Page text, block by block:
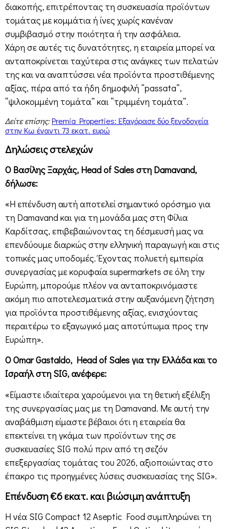
διακοπής, επιτρέποντας τη συσκευασία προϊόντων
τομάτας με κομμάτια ή ίνες χωρίς κανέναν
συμβιβασμό στην ποιότητα ή την ασφάλεια.
Χάρη σε αυτές τις δυνατότητες, η εταιρεία μπορεί να
ανταποκρίνεται ταχύτερα στις ανάγκες των πελατών
της και να αναπτύσσει νέα προϊόντα προστιθέμενης
αξίας, πέρα από τα ήδη δημοφιλή “passata”,
“ψιλοκομμένη τομάτα” και “τριμμένη τομάτα”.
Δείτε επίσης:Premia Properties: Εξαγόρασε δύο ξενοδοχεία
στην Κω έναντι 73 εκατ. ευρώ
Δηλώσεις στελεχών
Ο Βασίλης Ξαρχάς, Head of Sales στη Damavand,
δήλωσε:
«Η επένδυση αυτή αποτελεί σημαντικό ορόσημο για
τη Damavand και για τη μονάδα μας στη Φίλια
Καρδίτσας, επιβεβαιώνοντας τη δέσμευσή μας να
επενδύουμε διαρκώς στην ελληνική παραγωγή και στις
τοπικές μας υποδομές. Έχοντας πολυετή εμπειρία
συνεργασίας με κορυφαία supermarkets σε όλη την
Ευρώπη, μπορούμε πλέον να ανταποκρινόμαστε
ακόμη πιο αποτελεσματικά στην αυξανόμενη ζήτηση
για προϊόντα προστιθέμενης αξίας, ενισχύοντας
περαιτέρω το εξαγωγικό μας αποτύπωμα προς την
Ευρώπη».
Ο Omar Gastaldo, Head of Sales για την Ελλάδα και το
Ισραήλ στη SIG, ανέφερε:
«Είμαστε ιδιαίτερα χαρούμενοι για τη θετική εξέλιξη
της συνεργασίας μας με τη Damavand. Με αυτή την
αναβάθμιση είμαστε βέβαιοι ότι η εταιρεία θα
επεκτείνει τη γκάμα των προϊόντων της σε
συσκευασίες SIG πολύ πριν από τη σεζόν
επεξεργασίας τομάτας του 2026, αξιοποιώντας στο
έπακρο τις προηγμένες λύσεις συσκευασίας της SIG».
Επένδυση €6 εκατ. και βιώσιμη ανάπτυξη
Η νέα SIG Compact 12 Aseptic Food συμπληρώνει τη